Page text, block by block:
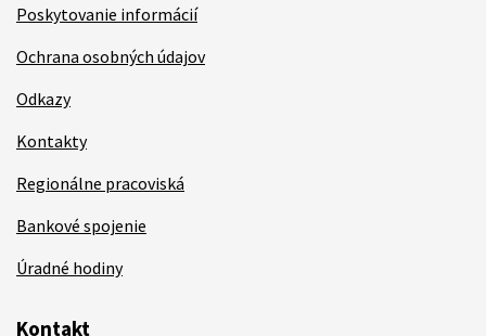
Poskytovanie informácií
Ochrana osobných údajov
Odkazy
Kontakty
Regionálne pracoviská
Bankové spojenie
Úradné hodiny
Kontakt